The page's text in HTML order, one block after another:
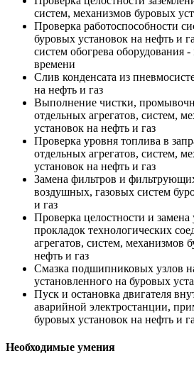
систем, механизмов буровых
Проверка работоспособности
буровых установок на нефть и
систем обогрева оборудования
времени
Слив конденсата из
на нефть и газ
Выполнение чистки,
отдельных агрегатов, систем,
установок на нефть и газ
Проверка уровня топлива в
отдельных агрегатов, систем,
установок на нефть и газ
Замена фильтров и
воздушных, газовых систем
и газ
Проверка целостности и
прокладок технологических
агрегатов, систем, механизмов
нефть и газ
Смазка подшипниковых узлов
установленного на буровых
Пуск и остановка двигателя
аварийной электростанции,
буровых установок на нефть и
Необходимые умения